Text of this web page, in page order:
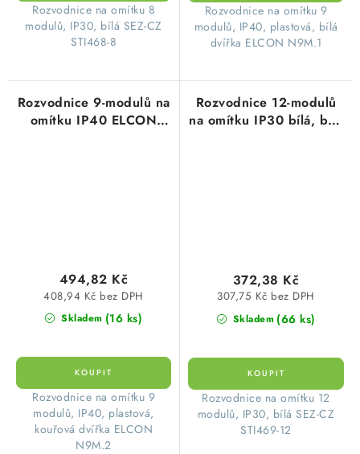
​Rozvodnice na omítku 8
modulů, IP30, bílá SEZ-CZ
STI468-8
​Rozvodnice na omítku 9
modulů, IP40, plastová, bílá
dvířka ELCON N9M.1
Rozvodnice 9-modulů na
omítku IP40 ELCON
Skladem (16 ks)
408,94 Kč bez DPH
494,82 Kč
​Rozvodnice na omítku 9
modulů, IP40, plastová,
kouřová dvířka ELCON
N9M.2
Rozvodnice 12-modulů
na omítku IP30 bílá, bílé
Skladem (66 ks)
307,75 Kč bez DPH
372,38 Kč
​Rozvodnice na omítku 12
modulů, IP30, bílá SEZ-CZ
STI469-12